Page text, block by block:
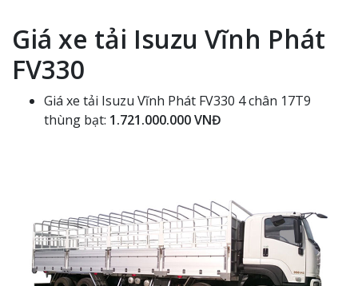
Giá xe tải Isuzu Vĩnh Phát
FV330
Giá xe tải Isuzu Vĩnh Phát FV330 4 chân 17T9
thùng bạt: 1.721.000.000 VNĐ